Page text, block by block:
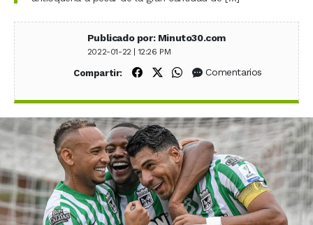
Publicado por: Minuto30.com
2022-01-22 | 12:26 PM
Compartir: Compartir en Facebook
Compartir en X (Twitter)
Compartir en WhatsApp
Comentarios